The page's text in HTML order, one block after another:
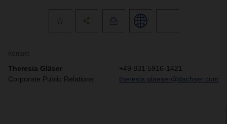
Kontakt
Theresia Gläser
Corporate Public Relations
+49 831 5916-1421
theresia.glaeser@dachser.com